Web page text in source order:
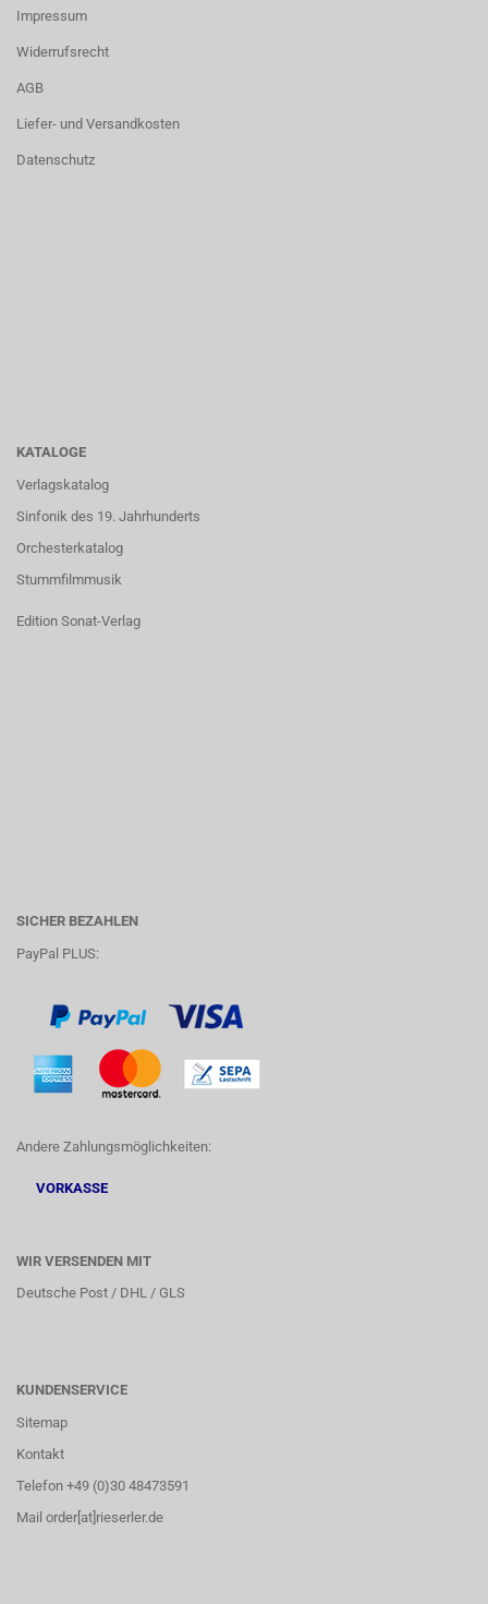
Impressum
Widerrufsrecht
AGB
Liefer- und Versandkosten
Datenschutz
KATALOGE
Verlagskatalog
Sinfonik des 19. Jahrhunderts
Orchesterkatalog
Stummfilmmusik
Edition Sonat-Verlag
SICHER BEZAHLEN
PayPal PLUS:
Andere Zahlungsmöglichkeiten:
VORKASSE
WIR VERSENDEN MIT
Deutsche Post / DHL / GLS
KUNDENSERVICE
Sitemap
Kontakt
Telefon +49 (0)30 48473591
Mail order[at]rieserler.de